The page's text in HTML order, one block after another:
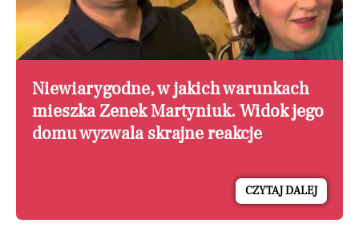
Niewiarygodne, w jakich warunkach
mieszka Zenek Martyniuk. Widok jego
domu wyzwala skrajne reakcje
CZYTAJ DALEJ